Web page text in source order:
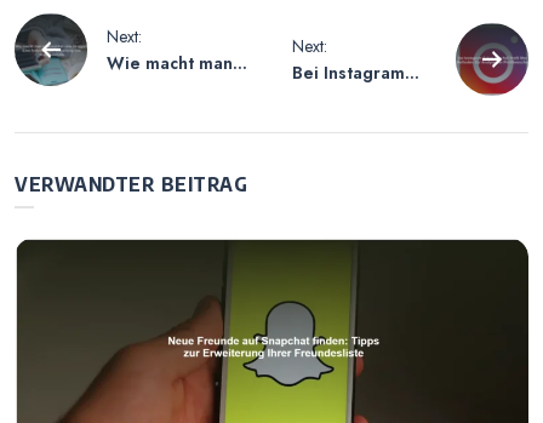
Beitragsnavigation
Next:
Wie macht man
Gruppenchats
Next:
Bei Instagram
VERWANDTER BEITRAG